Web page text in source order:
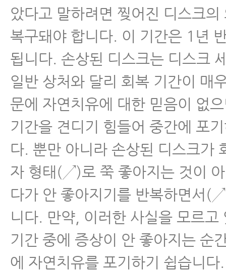
았다고 말하려면 찢어진 디스크의
복구돼야 합니다. 이 기간은 1년
됩니다. 손상된 디스크는 디스크
일반 상처와 달리 회복 기간이 매
문에 자연치유에 대한 믿음이 없
기간을 견디기 힘들어 중간에 포
다. 뿐만 아니라 손상된 디스크가
자 형태(↗)로 쭉 좋아지는 것이
다가 안 좋아지기를 반복하면서
니다. 만약, 이러한 사실을 모르고
기간 중에 증상이 안 좋아지는 순
에 자연치유를 포기하기 쉽습니다.